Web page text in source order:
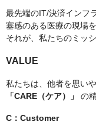
最先端のIT/決済インフ
塞感のある医療の現場
それが、私たちのミッシ
VALUE
私たちは、他者を思い
「CARE（ケア）」
の
C：Customer